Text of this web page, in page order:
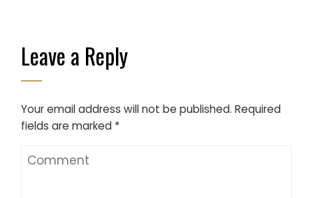
Leave a Reply
Your email address will not be published. Required
fields are marked *